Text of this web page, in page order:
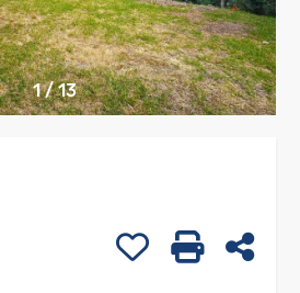
1 / 13
Stampa:
Preferiti: Cod.